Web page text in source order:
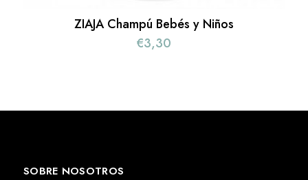
ZIAJA Champú Bebés y Niños
€3,30
SOBRE NOSOTROS